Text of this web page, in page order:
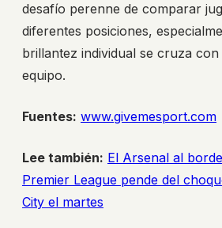
desafío perenne de comparar
diferentes posiciones,
brillantez individual se cruza
equipo.
Fuentes: www.givemesport.com
Lee también: El Arsenal al
Premier League pende del
City el martes